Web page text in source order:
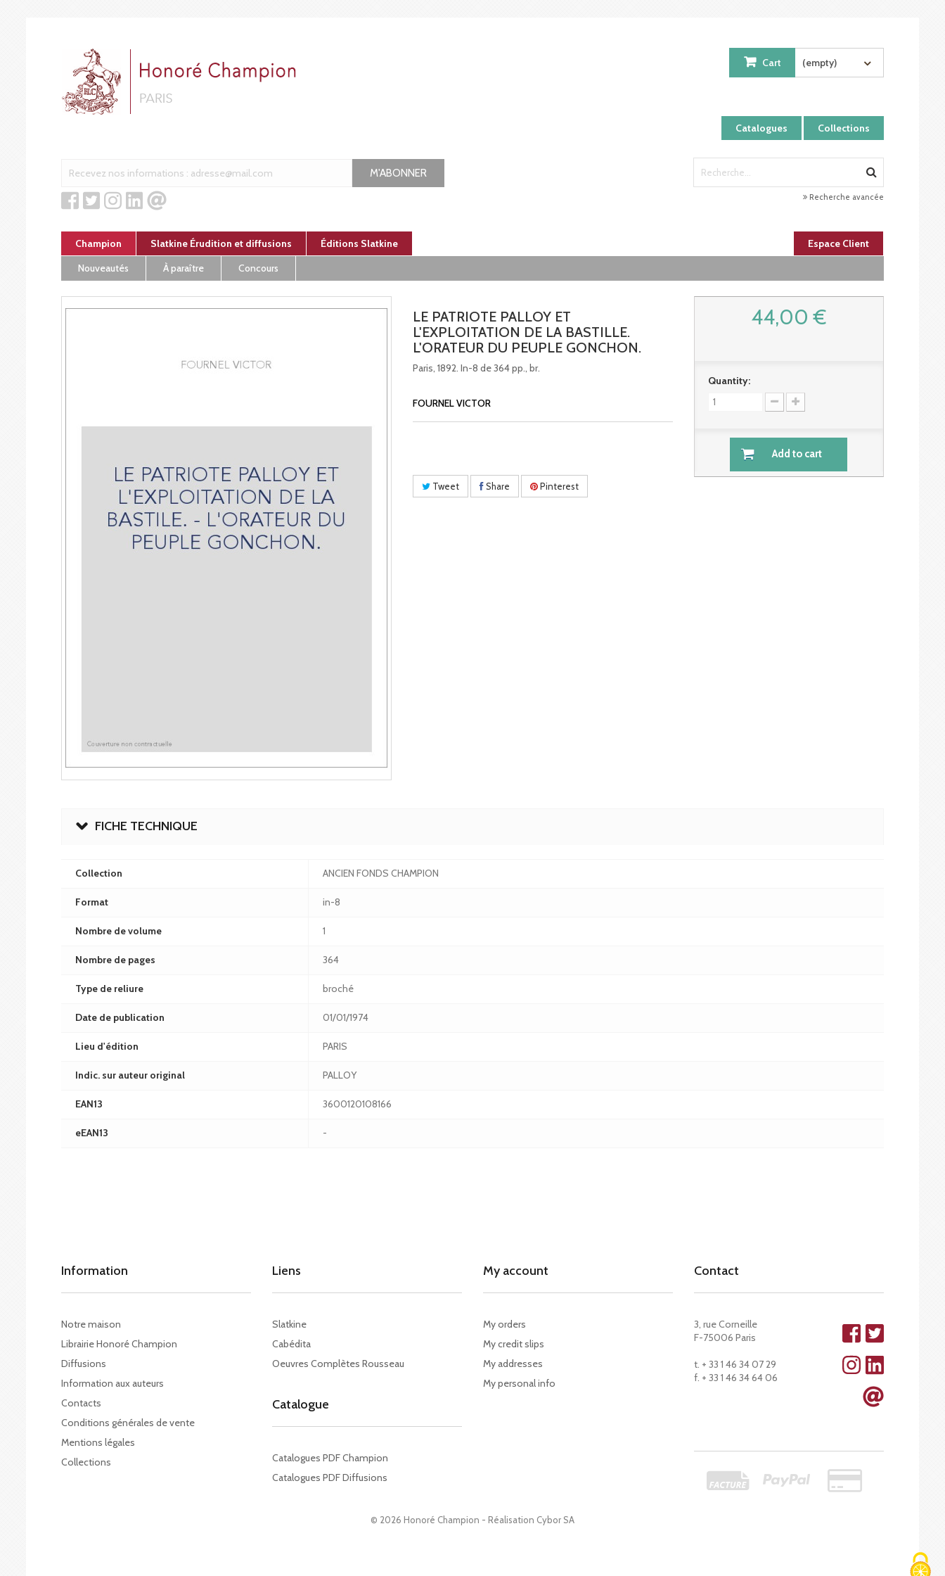
Catalogues Collections
Cart (empty)
M'ABONNER
Recherche avancée
Champion Slatkine Érudition et diffusions Éditions Slatkine
Espace Client
Nouveautés
À paraître Concours
LE PATRIOTE PALLOY ET
L'EXPLOITATION DE LA BASTILLE.
L'ORATEUR DU PEUPLE GONCHON.
Paris, 1892. In-8 de 364 pp., br.
FOURNEL VICTOR
Tweet Share Pinterest
44,00 €
Quantity:
Add to cart
FICHE TECHNIQUE
Collection ANCIEN FONDS CHAMPION
Format in-8
Nombre de volume 1
Nombre de pages 364
Type de reliure broché
Date de publication 01/01/1974
Lieu d'édition PARIS
Indic. sur auteur original PALLOY
EAN13 3600120108166
eEAN13 -
Information
Notre maison
Librairie Honoré Champion
Diffusions
Information aux auteurs
Contacts
Conditions générales de vente
Mentions légales
Collections
© 2026 Honoré Champion - Réalisation Cybor SA
Liens
Slatkine
Cabédita
Oeuvres Complètes Rousseau
Catalogue
Catalogues PDF Champion
Catalogues PDF Diffusions
My account
My orders
My credit slips
My addresses
My personal info
Contact
3, rue Corneille
F-75006 Paris
t. + 33 1 46 34 07 29
f. + 33 1 46 34 64 06